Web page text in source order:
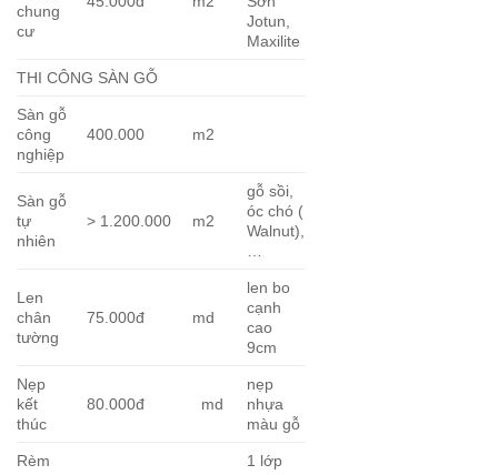
chung
cư
Jotun,
Maxilite
THI CÔNG SÀN GỖ
Sàn gỗ
công
nghiệp
400.000 m2
Sàn gỗ
tự
nhiên
> 1.200.000 m2
gỗ sồi,
óc chó (
Walnut),
Len
chân
tường
75.000đ md
len bo
cạnh
cao
9cm
Nẹp
kết
thúc
80.000đ md
nẹp
nhựa
màu gỗ
Rèm
1 lớp